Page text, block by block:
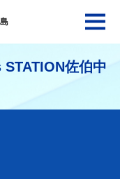
STATION佐伯中